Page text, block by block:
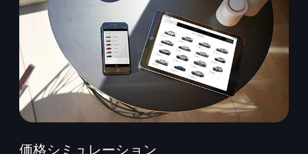
価格シミュレーション